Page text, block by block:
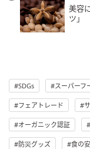
美容
ツ」
SDGs スーパーフ
フェアトレード
オーガニック認証
防災グッズ 食の